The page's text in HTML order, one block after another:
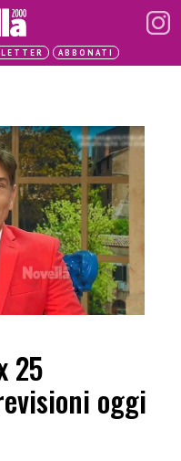
ABBONATI
25
oggi